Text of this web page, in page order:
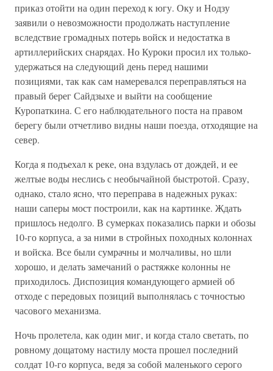
приказ отойти на один переход к югу. Оку и Нодзу
заявили о невозможности продолжать наступление
вследствие громадных потерь войск и недостатка в
артиллерийских снарядах. Но Куроки просил их только-
удержаться на следующий день перед нашими
позициями, так как сам намеревался переправляться на
правый берег Сайдзыхе и выйти на сообщение
Куропаткина. С его наблюдательного поста на правом
берегу были отчетливо видны наши поезда, отходящие на
север.
Когда я подъехал к реке, она вздулась от дождей, и ее
желтые воды неслись с необычайной быстротой. Сразу,
однако, стало ясно, что переправа в надежных руках:
наши саперы мост построили, как на картинке. Ждать
пришлось недолго. В сумерках показались парки и обозы
10-го корпуса, а за ними в стройных походных колоннах
и войска. Все были сумрачны и молчаливы, но шли
хорошо, и делать замечаний о растяжке колонны не
приходилось. Диспозиция командующего армией об
отходе с передовых позиций выполнялась с точностью
часового механизма.
Ночь пролетела, как один миг, и когда стало светать, по
ровному дощатому настилу моста прошел последний
солдат 10-го корпуса, ведя за собой маленького серого